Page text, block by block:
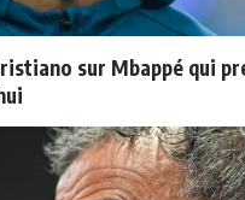
sur Mbappé qui